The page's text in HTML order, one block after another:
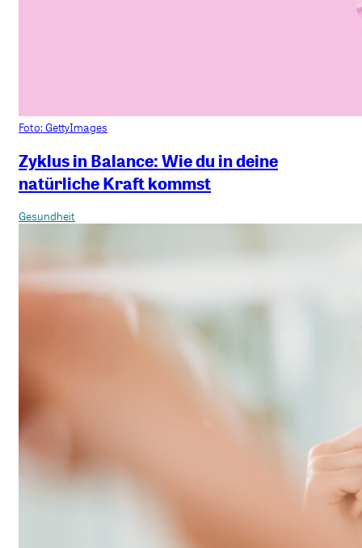
Foto: GettyImages
Zyklus in Balance: Wie du in deine
natürliche Kraft kommst
Gesundheit